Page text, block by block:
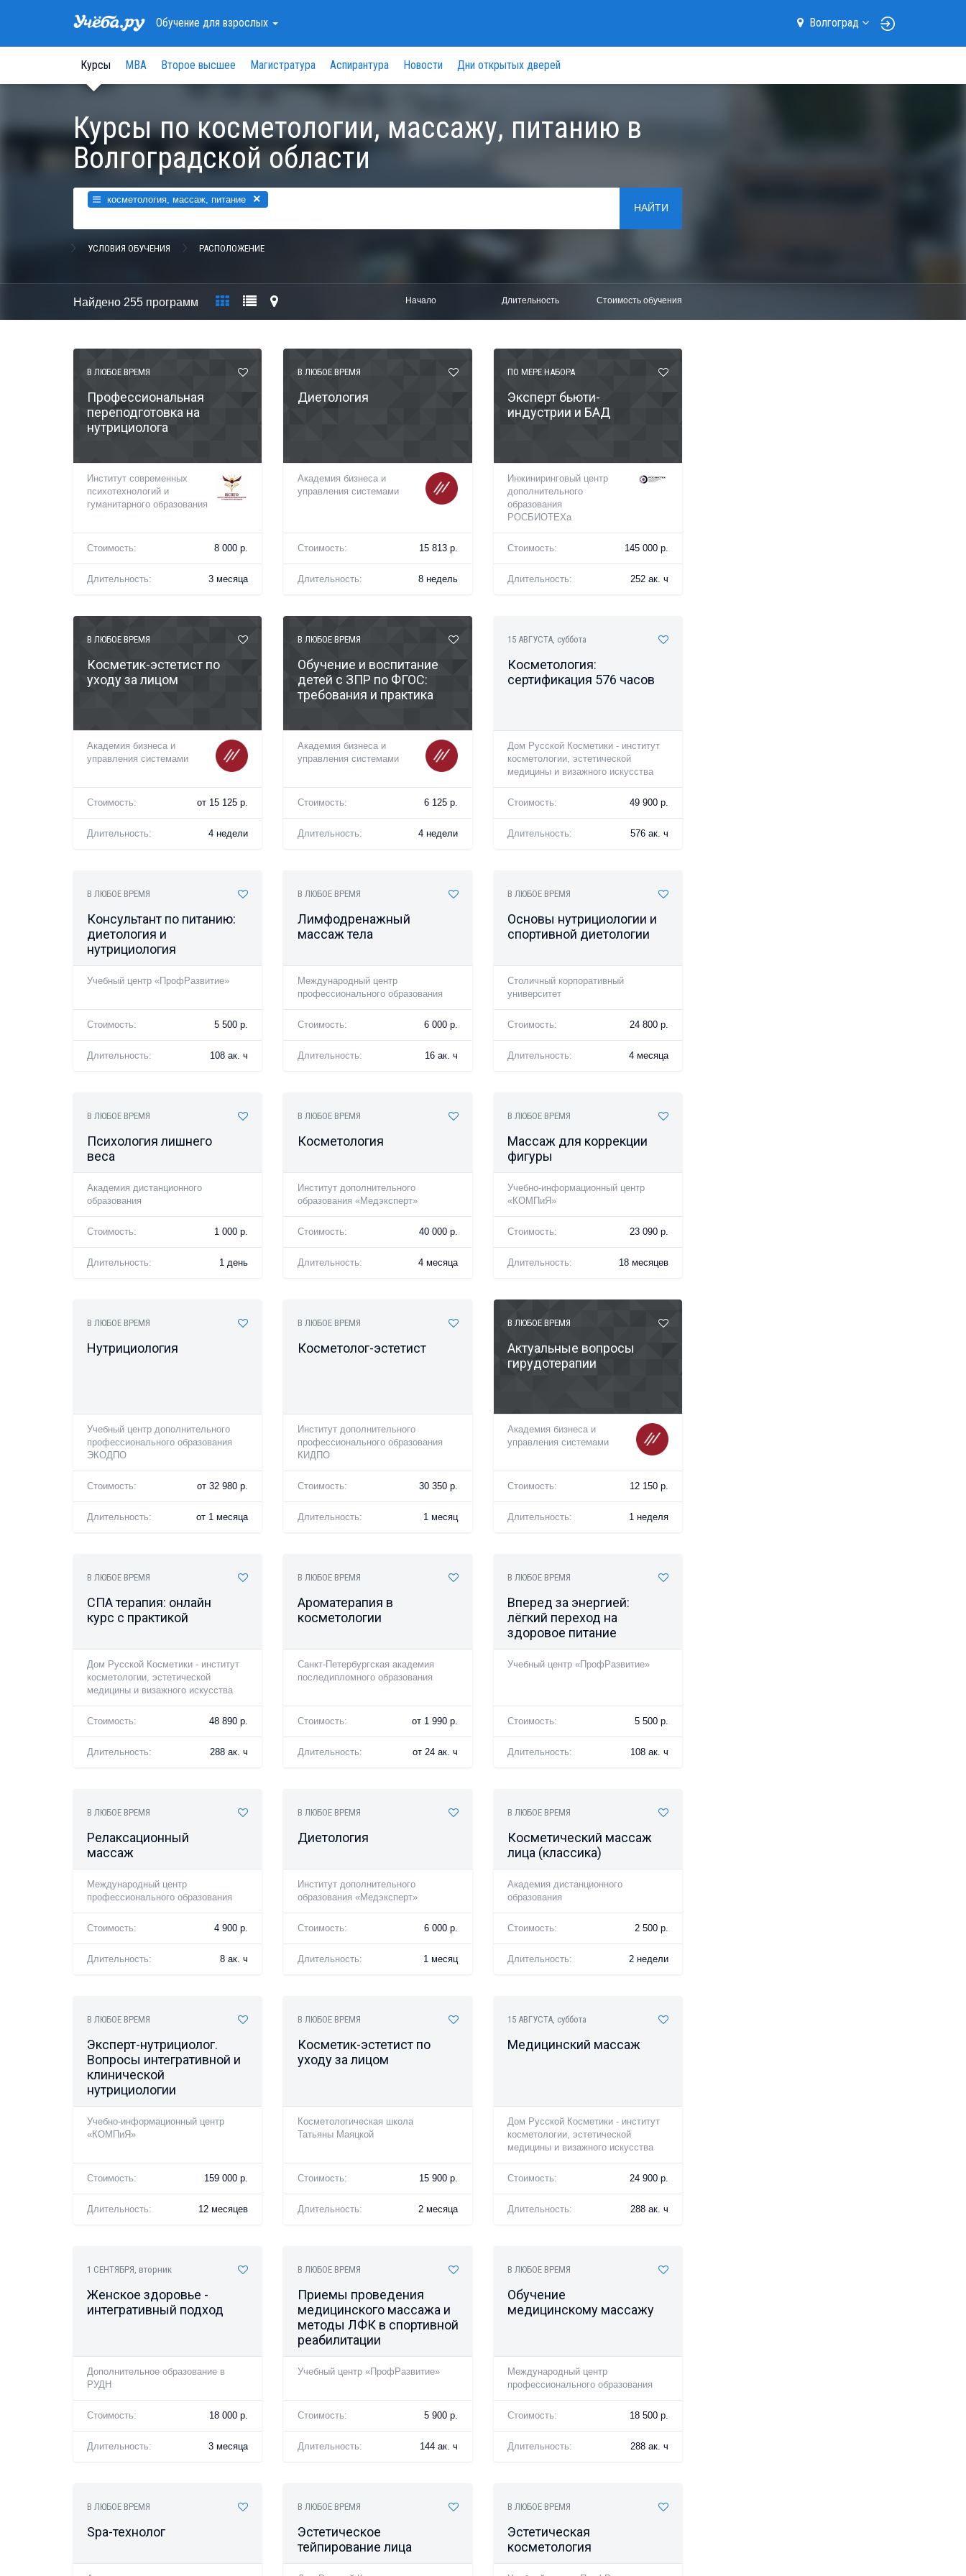
Обучениедля взрослых Волгоград
Курсы МВА Второе высшее Магистратура Аспирантура Новости Дни открытых дверей
Курсы по косметологии, массажу, питанию в
Волгоградской области
косметология, массаж, питание ×
НАЙТИ
УСЛОВИЯ ОБУЧЕНИЯ РАСПОЛОЖЕНИЕ
Найдено 255 программ Начало Длительность Стоимость обучения
В ЛЮБОЕ ВРЕМЯ
Профессиональная
переподготовка на
нутрициолога
Институт современных
психотехнологий и
гуманитарного образования
Стоимость: 8 000 р.
Длительность: 3 месяца
В ЛЮБОЕ ВРЕМЯ
Диетология
Академия бизнеса и
управления системами
Стоимость: 15 813 р.
Длительность: 8 недель
ПО МЕРЕ НАБОРА
Эксперт бьюти-
индустрии и БАД
Инжиниринговый центр
дополнительного
образования
РОСБИОТЕХа
Стоимость: 145 000 р.
Длительность: 252 ак. ч
В ЛЮБОЕ ВРЕМЯ
Косметик-эстетист по
уходу за лицом
Академия бизнеса и
управления системами
Стоимость: от 15 125 р.
Длительность: 4 недели
В ЛЮБОЕ ВРЕМЯ
Обучение и воспитание
детей с ЗПР по ФГОС:
требования и практика
Академия бизнеса и
управления системами
Стоимость: 6 125 р.
Длительность: 4 недели
15 АВГУСТА , суббота
Косметология:
сертификация 576 часов
Дом Русской Косметики - институт
косметологии, эстетической
медицины и визажного искусства
Стоимость: 49 900 р.
Длительность: 576 ак. ч
В ЛЮБОЕ ВРЕМЯ
Консультант по питанию:
диетология и
нутрициология
Учебный центр «ПрофРазвитие»
Стоимость: 5 500 р.
Длительность: 108 ак. ч
В ЛЮБОЕ ВРЕМЯ
Лимфодренажный
массаж тела
Международный центр
профессионального образования
Стоимость: 6 000 р.
Длительность: 16 ак. ч
В ЛЮБОЕ ВРЕМЯ
Основы нутрициологии и
спортивной диетологии
Столичный корпоративный
университет
Стоимость: 24 800 р.
Длительность: 4 месяца
В ЛЮБОЕ ВРЕМЯ
Психология лишнего
веса
Академия дистанционного
образования
Стоимость: 1 000 р.
Длительность: 1 день
В ЛЮБОЕ ВРЕМЯ
Косметология
Институт дополнительного
образования «Медэксперт»
Стоимость: 40 000 р.
Длительность: 4 месяца
В ЛЮБОЕ ВРЕМЯ
Массаж для коррекции
фигуры
Учебно-информационный центр
«КОМПиЯ»
Стоимость: 23 090 р.
Длительность: 18 месяцев
В ЛЮБОЕ ВРЕМЯ
Нутрициология
Учебный центр дополнительного
профессионального образования
ЭКОДПО
Стоимость: от 32 980 р.
Длительность: от 1 месяца
В ЛЮБОЕ ВРЕМЯ
Косметолог-эстетист
Институт дополнительного
профессионального образования
КИДПО
Стоимость: 30 350 р.
Длительность: 1 месяц
В ЛЮБОЕ ВРЕМЯ
Актуальные вопросы
гирудотерапии
Академия бизнеса и
управления системами
Стоимость: 12 150 р.
Длительность: 1 неделя
В ЛЮБОЕ ВРЕМЯ
СПА терапия: онлайн
курс с практикой
Дом Русской Косметики - институт
косметологии, эстетической
медицины и визажного искусства
Стоимость: 48 890 р.
Длительность: 288 ак. ч
В ЛЮБОЕ ВРЕМЯ
Ароматерапия в
косметологии
Санкт-Петербургская академия
последипломного образования
Стоимость: от 1 990 р.
Длительность: от 24 ак. ч
В ЛЮБОЕ ВРЕМЯ
Вперед за энергией:
лёгкий переход на
здоровое питание
Учебный центр «ПрофРазвитие»
Стоимость: 5 500 р.
Длительность: 108 ак. ч
В ЛЮБОЕ ВРЕМЯ
Релаксационный
массаж
Международный центр
профессионального образования
Стоимость: 4 900 р.
Длительность: 8 ак. ч
В ЛЮБОЕ ВРЕМЯ
Диетология
Институт дополнительного
образования «Медэксперт»
Стоимость: 6 000 р.
Длительность: 1 месяц
В ЛЮБОЕ ВРЕМЯ
Косметический массаж
лица (классика)
Академия дистанционного
образования
Стоимость: 2 500 р.
Длительность: 2 недели
В ЛЮБОЕ ВРЕМЯ
Эксперт-нутрициолог.
Вопросы интегративной и
клинической
нутрициологии
Учебно-информационный центр
«КОМПиЯ»
Стоимость: 159 000 р.
Длительность: 12 месяцев
В ЛЮБОЕ ВРЕМЯ
Косметик-эстетист по
уходу за лицом
Косметологическая школа
Татьяны Маяцкой
Стоимость: 15 900 р.
Длительность: 2 месяца
15 АВГУСТА , суббота
Медицинский массаж
Дом Русской Косметики - институт
косметологии, эстетической
медицины и визажного искусства
Стоимость: 24 900 р.
Длительность: 288 ак. ч
1 СЕНТЯБРЯ , вторник
Женское здоровье -
интегративный подход
Дополнительное образование в
РУДН
Стоимость: 18 000 р.
Длительность: 3 месяца
В ЛЮБОЕ ВРЕМЯ
Приемы проведения
медицинского массажа и
методы ЛФК в спортивной
реабилитации
Учебный центр «ПрофРазвитие»
Стоимость: 5 900 р.
Длительность: 144 ак. ч
В ЛЮБОЕ ВРЕМЯ
Обучение
медицинскому массажу
Международный центр
профессионального образования
Стоимость: 18 500 р.
Длительность: 288 ак. ч
В ЛЮБОЕ ВРЕМЯ
Spa-технолог
В ЛЮБОЕ ВРЕМЯ
Эстетическое
тейпирование лица
В ЛЮБОЕ ВРЕМЯ
Эстетическая
косметология